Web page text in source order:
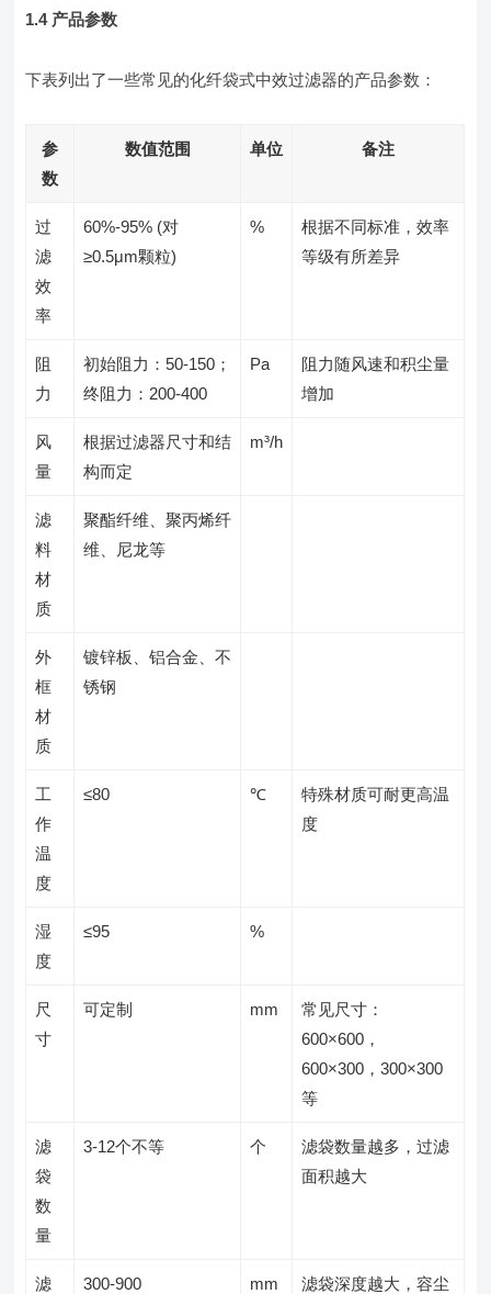
1.4 产品参数
下表列出了一些常见的化纤袋式中效过滤器的产品参数：
参
数
数值范围 单位 备注
过
滤
效
率
60%-95% (对
≥0.5μm颗粒)
%
根据不同标准，效率
等级有所差异
阻
力
初始阻力：50-150；
终阻力：200-400
Pa
阻力随风速和积尘量
增加
风
量
根据过滤器尺寸和结
构而定
m³/h
滤
料
材
质
聚酯纤维、聚丙烯纤
维、尼龙等
外
框
材
质
镀锌板、铝合金、不
锈钢
工
作
温
度
≤80 ℃
特殊材质可耐更高温
度
湿
度
≤95 %
尺
寸
可定制 mm
常见尺寸：
600×600，
600×300，300×300
等
滤
袋
数
量
3-12个不等 个
滤袋数量越多，过滤
面积越大
滤 300-900 mm 滤袋深度越大，容尘